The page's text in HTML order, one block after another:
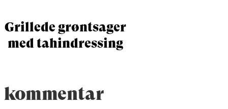
Grillede grøntsager
med tahindressing
kommentar